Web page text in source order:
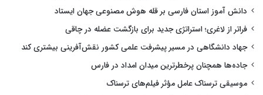
دانش آموز استان فارسی بر قله هوش مصنوعی جهان ایستاد
فراتر از لاغری؛ استراتژی جدید برای بازگشت عضله در چاقی
جهاد دانشگاهی در مسیر پیشرفت علمی کشور نقش‌آفرینی بیشتری کند
جاده‌ها همچنان پرخطرترین میدان امداد در فارس
موسیقی ترسناک عامل مؤثر فیلم‌های ترسناک